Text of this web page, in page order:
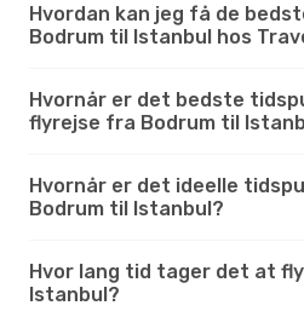
Hvordan kan jeg få de
Bodrum til Istanbul hos
Hvornår er det bedste
flyrejse fra Bodrum til
Hvornår er det ideelle
Bodrum til Istanbul?
Hvor lang tid tager det at
Istanbul?